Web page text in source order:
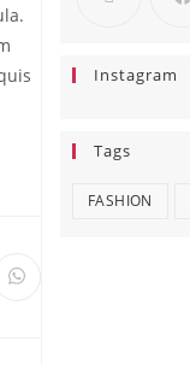
Instagram
Tags
FASHION